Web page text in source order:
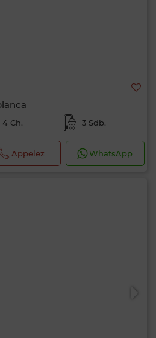
4 Ch. 3 Sdb.
Appelez WhatsApp